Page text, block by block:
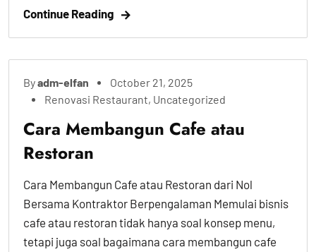
Continue Reading
Byadm-elfan
October 21, 2025
Renovasi Restaurant, Uncategorized
Cara Membangun Cafe atau
Restoran
Cara Membangun Cafe atau Restoran dari Nol
Bersama Kontraktor Berpengalaman Memulai bisnis
cafe atau restoran tidak hanya soal konsep menu,
tetapi juga soal bagaimana cara membangun cafe